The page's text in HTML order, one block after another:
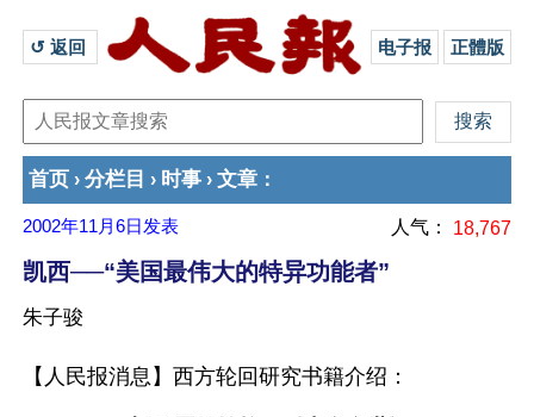
↺ 返回 电子报 正體版
首页 › 分栏目 › 时事 › 文章 ：
2002年11月6日 发表 人气： 18,767
凯西──“美国最伟大的特异功能者”
朱子骏
【人民报消息】西方轮回研究书籍介绍：